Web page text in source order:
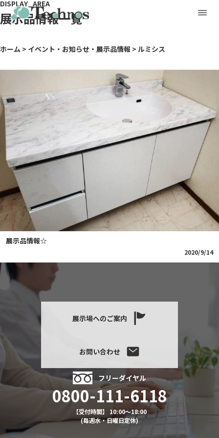
DISPLAY_AREA
展示品情報一覧
ホーム > イベント・お知らせ・展示品情報 > ルミシス
展示品情報☆
2020/9/14
展示場へのご案内
お問い合わせ
フリーダイヤル
0800-111-6118
【受付時間】 10:00～18:00
(毎週水・日曜日定休)